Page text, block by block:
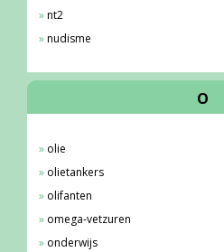
nt2
nudisme
O
olie
olietankers
olifanten
omega-vetzuren
onderwijs